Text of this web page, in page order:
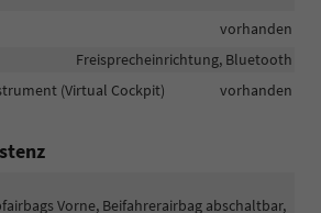
vorhanden
Freisprecheinrichtung, Bluetooth
(Virtual Cockpit)
vorhanden
Vorne, Beifahrerairbag abschaltbar,